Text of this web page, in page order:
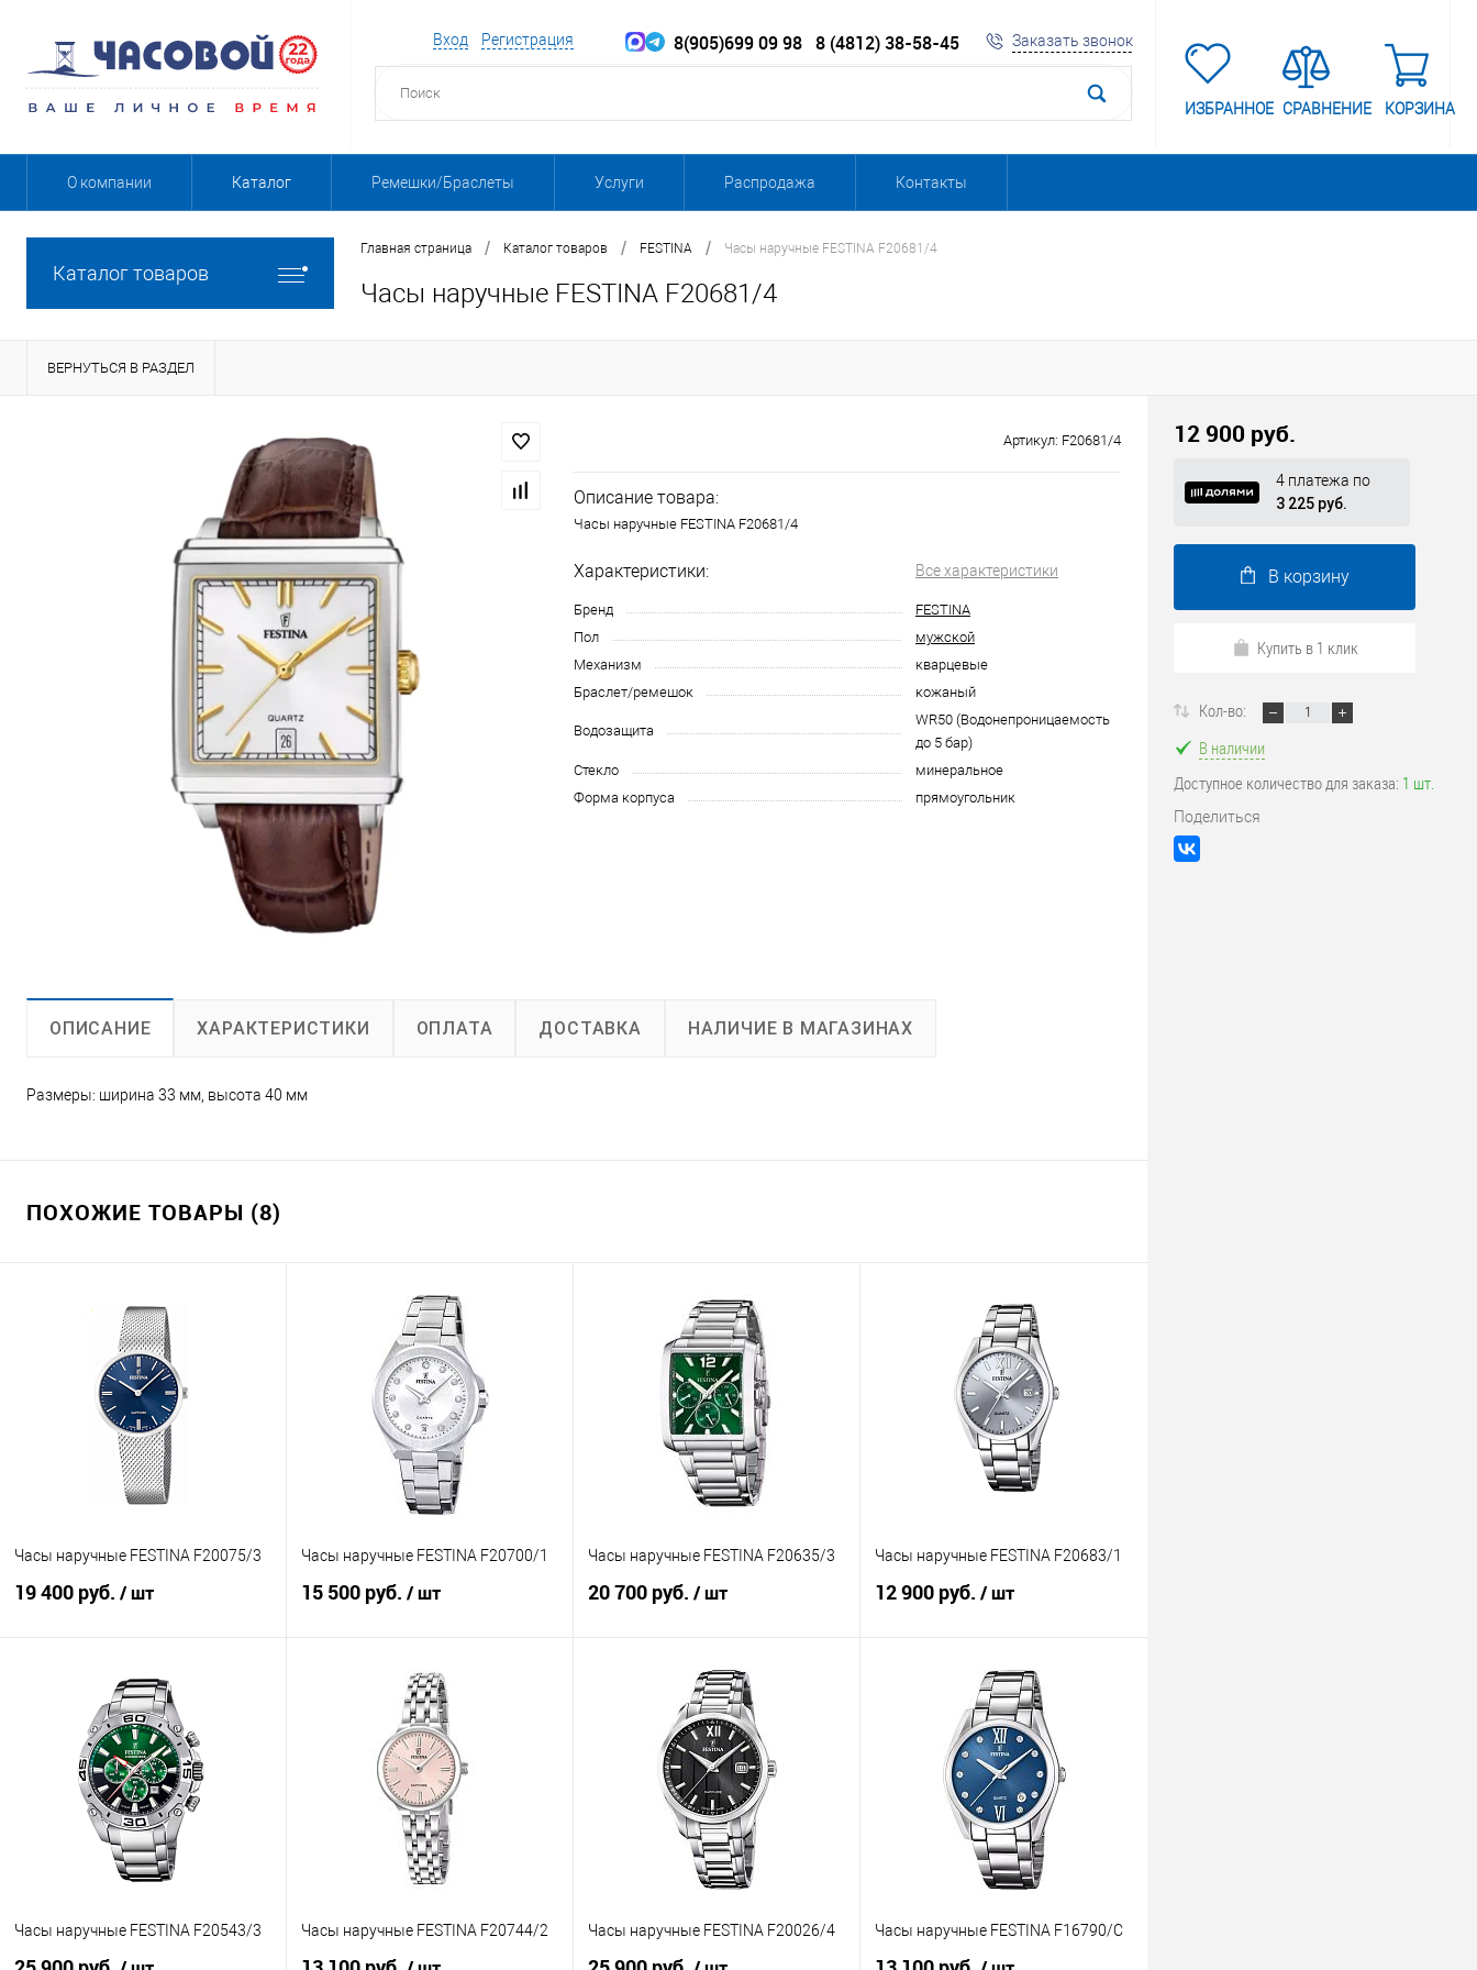
Вход Регистрация 8(905)699 09 98 8 (4812) 38-58-45 Заказать звонок
ИЗБРАННОЕ СРАВНЕНИЕ КОРЗИНА
О компании Каталог Ремешки/Браслеты Услуги Распродажа Контакты
Каталог товаров
Главная страница / Каталог товаров / FESTINA / Часы наручные FESTINA F20681/4
Часы наручные FESTINA F20681/4
ВЕРНУТЬСЯ В РАЗДЕЛ
Артикул: F20681/4
Описание товара:
Часы наручные FESTINA F20681/4
Характеристики: Все характеристики
Бренд
FESTINA
Пол
мужской
Механизм
кварцевые
Браслет/ремешок
кожаный
Водозащита
WR50 (Водонепроницаемость
до 5 бар)
Стекло
минеральное
Форма корпуса
прямоугольник
ОПИСАНИЕ ХАРАКТЕРИСТИКИ ОПЛАТА ДОСТАВКА НАЛИЧИЕ В МАГАЗИНАХ
Размеры: ширина 33 мм, высота 40 мм
ПОХОЖИЕ ТОВАРЫ (8)
Часы наручные FESTINA F20075/3
19 400 руб. / шт
В корзину
Купить в 1 клик
К сравнению
В избранное
В наличии
Часы наручные FESTINA F20700/1
15 500 руб. / шт
В корзину
Купить в 1 клик
В избранное
В наличии
Часы наручные FESTINA F20635/3
20 700 руб. / шт
В корзину
Купить в 1 клик
К сравнению
В избранное
В наличии
Часы наручные FESTINA F20683/1
12 900 руб. / шт
В корзину
Купить в 1 клик
К сравнению
В избранное
В наличии
Часы наручные FESTINA F20543/3 Часы наручные FESTINA F20744/2 Часы наручные FESTINA F20026/4 Часы наручные FESTINA F16790/C
12 900 руб.
4 платежа по
3 225 руб.
В корзину
Купить в 1 клик
Кол-во:
В наличии
Доступное количество для заказа: 1 шт.
Поделиться